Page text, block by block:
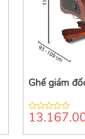
Ghế giám
0
of